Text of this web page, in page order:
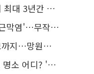
여…삶의 질 높인다
말고 '이것' 해보세요!
공원 알짜 코스
디션25' 추천 코스